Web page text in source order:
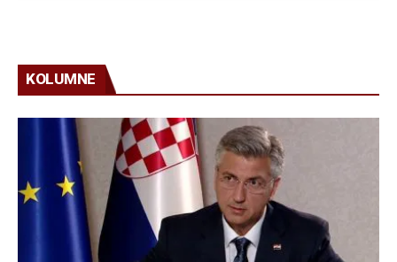
KOLUMNE